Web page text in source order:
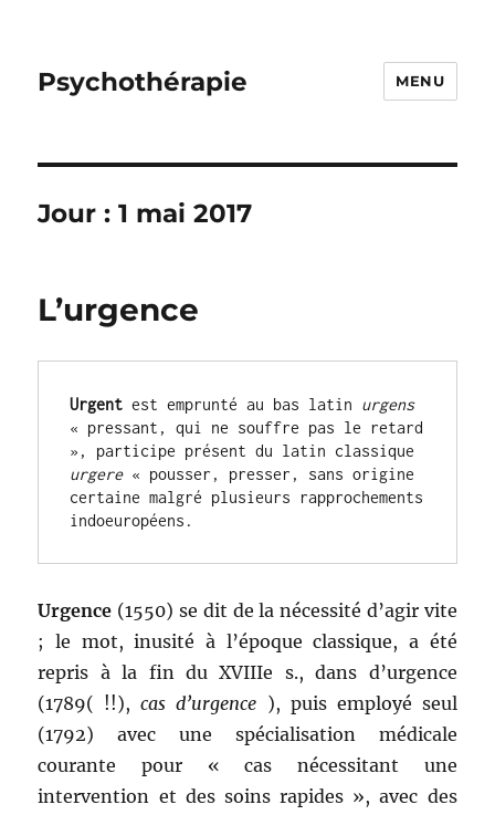
Psychothérapie MENU
Jour :1 mai 2017
L’urgence
Urgent est emprunté au bas latin
urgens
« pressant, qui ne souffre pas le retard
urgere « pousser, presser, sans origine
certaine malgré plusieurs rapprochements
indoeuropéens.
Urgence (1550) se dit de la nécessité d’agir vite
; le mot, inusité à l’époque classique, a été
repris à la fin du XVIIIe s., dans d’urgence
(1789( !!),cas d’urgence ), puis employé seul
(1792) avec une spécialisation médicale
courante pour « cas nécessitant une
intervention et des soins rapides », avec des